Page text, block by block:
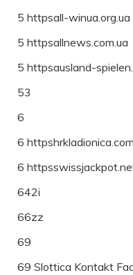
5 httpsall-winua.org.ua
5 httpsallnews.com.ua
5 httpsausland-
53
6
6 httpshrkladionica.com
6
642i
66zz
69
69 Slottica Kontakt